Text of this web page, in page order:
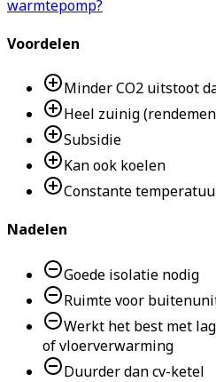
warmtepomp?
Voordelen
Minder CO2 uitstoot
Heel zuinig
Subsidie
Kan ook koelen
Constante
Nadelen
Goede isolatie nodig
Ruimte voor
Werkt het best met
of vloerverwarming
Duurder dan cv-ketel